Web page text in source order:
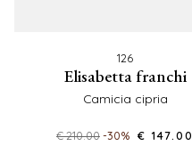
126
elisabetta franchi
camicia cipria
€ 210.00-30% € 147.00